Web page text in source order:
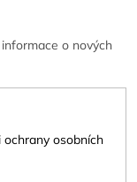
o nových
ochrany osobních